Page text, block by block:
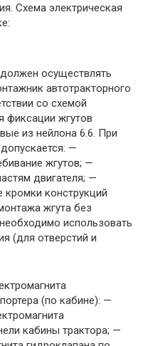
Схема электрическая
осуществлять
автотракторного
со схемой
фиксации жгутов
из нейлона 6.6. При
—
жгутов; —
двигателя; —
конструкций
жгута без
использовать
(для отверстий и
(по кабине): —
кабины трактора; —